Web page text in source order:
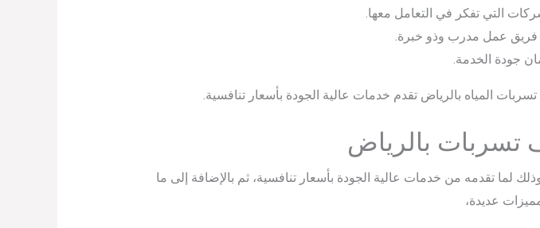
التي تفكر في التعامل معها.
فريق عمل مدرب وذو خبرة.
جودة الخدمة.
المياه بالرياض تقدم خدمات عالية الجودة بأسعار تنافسية.
بالرياض
تقدمه من خدمات عالية الجودة بأسعار تنافسية، ثم بالإضافة إلى ما
عديدة،